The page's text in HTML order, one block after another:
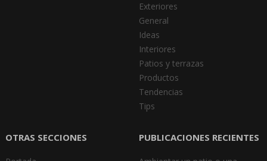
Exteriores
General
Ideas
Interiores
Patios y terrazas
Productos
Tendencias
Tips
OTRAS SECCIONES PUBLICACIONES RECIENTES